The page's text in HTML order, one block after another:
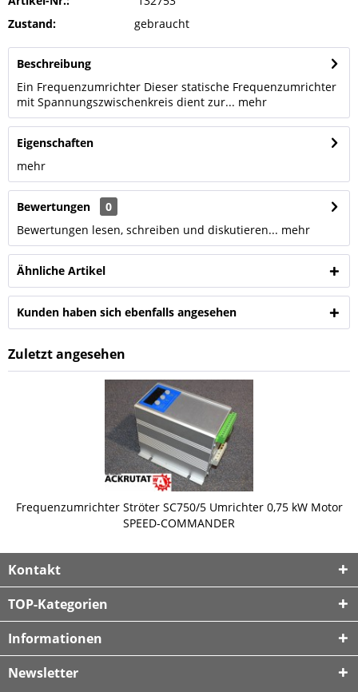
Zustand:
gebraucht
Beschreibung
Ein Frequenzumrichter Dieser statische Frequenzumrichter
mit Spannungszwischenkreis dient zur... mehr
Eigenschaften
mehr
Bewertungen
0
Bewertungen lesen, schreiben und diskutieren... mehr
Ähnliche Artikel
Kunden haben sich ebenfalls angesehen
Zuletzt angesehen
Frequenzumrichter Ströter SC750/5 Umrichter 0,75 kW Motor
SPEED-COMMANDER
Kontakt
TOP-Kategorien
Informationen
Newsletter